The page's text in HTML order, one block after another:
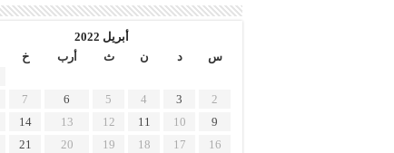
أبريل 2022
س
د ن ث أرب خ
2
3
4
5
6
7
9
10
11
12
13
14
16
17
18
19
20
21